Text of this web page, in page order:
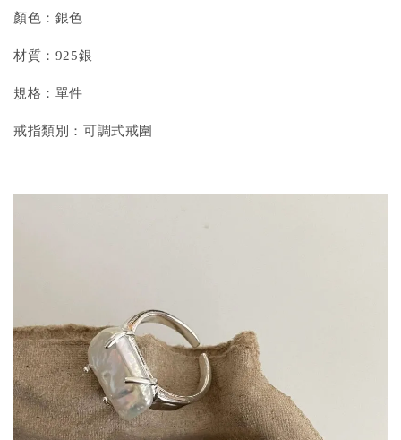
顏色：銀色
材質：925銀
規格：單件
戒指類別：可調式戒圍